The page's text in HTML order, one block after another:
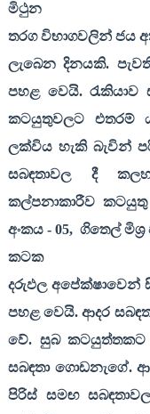
මිථුන
තරග විභාගවලින් ජය
ලැබෙන දිනයකි.
පහළ වෙයි.
කටයුතුවලට එතරම්
ලක්විය හැකි බැවින්
සබඳතාවල දී
කල්පනාකාරීව
අංකය - 05, ගිතෙල්
කටක
දරුඵල අපේක්ෂාවෙන්
පහළ වෙයි. ආදර
වේ. සුබ කටයුත්තකට
සබඳතා ගොඩනැගේ.
පිරිස් සමඟ